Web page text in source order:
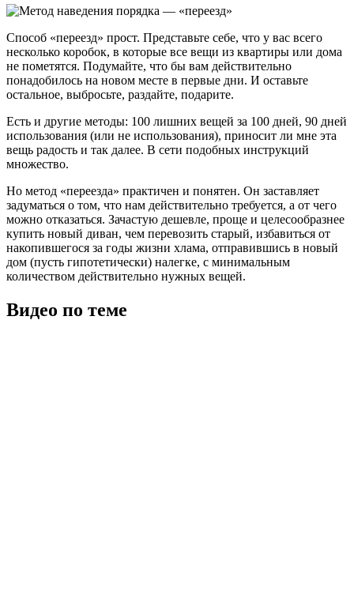
Способ «переезд» прост. Представьте себе, что у вас всего
несколько коробок, в которые все вещи из квартиры или дома
не пометятся. Подумайте, что бы вам действительно
понадобилось на новом месте в первые дни. И оставьте
остальное, выбросьте, раздайте, подарите.
Есть и другие методы: 100 лишних вещей за 100 дней, 90 дней
использования (или не использования), приносит ли мне эта
вещь радость и так далее. В сети подобных инструкций
множество.
Но метод «переезда» практичен и понятен. Он заставляет
задуматься о том, что нам действительно требуется, а от чего
можно отказаться. Зачастую дешевле, проще и целесообразнее
купить новый диван, чем перевозить старый, избавиться от
накопившегося за годы жизни хлама, отправившись в новый
дом (пусть гипотетически) налегке, с минимальным
количеством действительно нужных вещей.
Видео по теме